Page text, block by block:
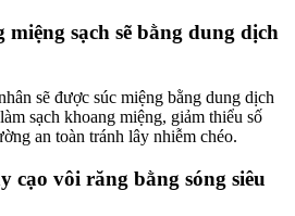
sạch sẽ bằng dung dịch
sẽ được súc miệng bằng dung dịch
sạch khoang miệng, giảm thiểu số
an toàn tránh lây nhiễm chéo.
cạo vôi răng bằng sóng siêu